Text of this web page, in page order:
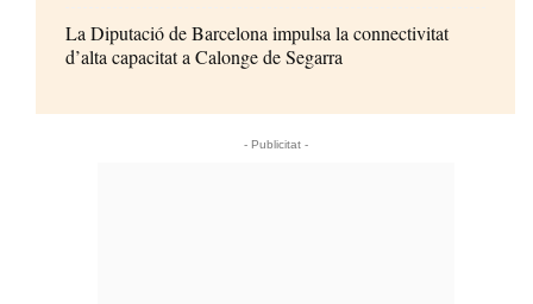
La Diputació de Barcelona impulsa la connectivitat
d’alta capacitat a Calonge de Segarra
- Publicitat -